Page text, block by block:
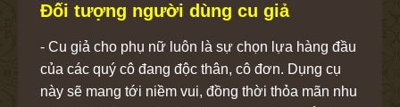
Đối tượng người dùng cu giả
- Cu giả cho phụ nữ luôn là sự chọn lựa hàng đầu
của các quý cô đang độc thân, cô đơn. Dụng cụ
này sẽ mang tới niềm vui, đồng thời thỏa mãn nhu